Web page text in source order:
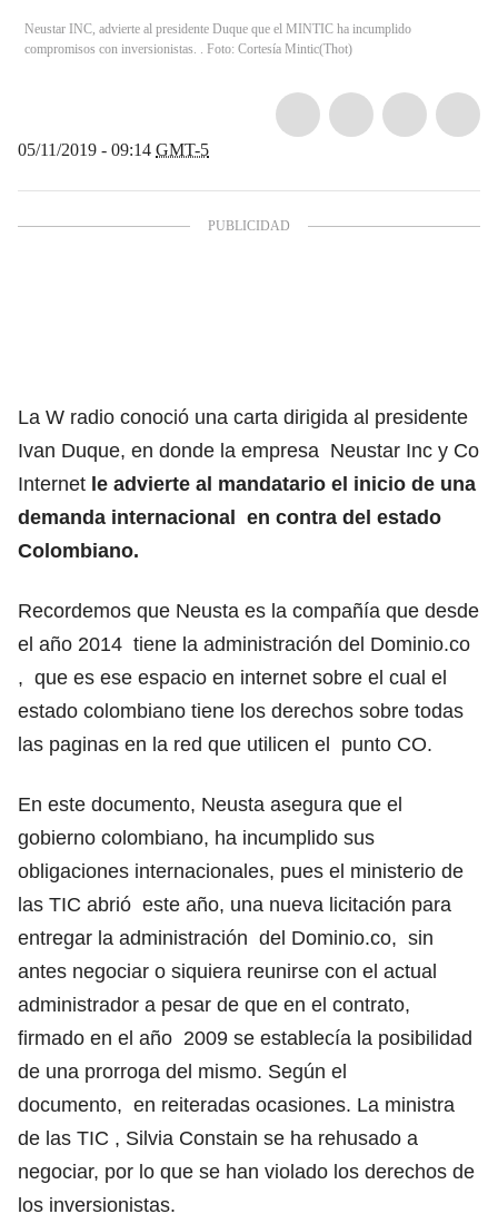
Neustar INC, advierte al presidente Duque que el MINTIC ha incumplido
compromisos con inversionistas. . Foto: Cortesía Mintic(Thot)
05/11/2019 - 09:14 GMT-5
La W radio conoció una carta dirigida al presidente
Ivan Duque, en donde la empresa Neustar Inc y Co
Internet le advierte al mandatario el inicio de una
demanda internacional en contra del estado
Colombiano.
Recordemos que Neusta es la compañía que desde
el año 2014 tiene la administración del Dominio.co
, que es ese espacio en internet sobre el cual el
estado colombiano tiene los derechos sobre todas
las paginas en la red que utilicen el punto CO.
En este documento, Neusta asegura que el
gobierno colombiano, ha incumplido sus
obligaciones internacionales, pues el ministerio de
las TIC abrió este año, una nueva licitación para
entregar la administración del Dominio.co, sin
antes negociar o siquiera reunirse con el actual
administrador a pesar de que en el contrato,
firmado en el año 2009 se establecía la posibilidad
de una prorroga del mismo. Según el
documento, en reiteradas ocasiones. La ministra
de las TIC , Silvia Constain se ha rehusado a
negociar, por lo que se han violado los derechos de
los inversionistas.